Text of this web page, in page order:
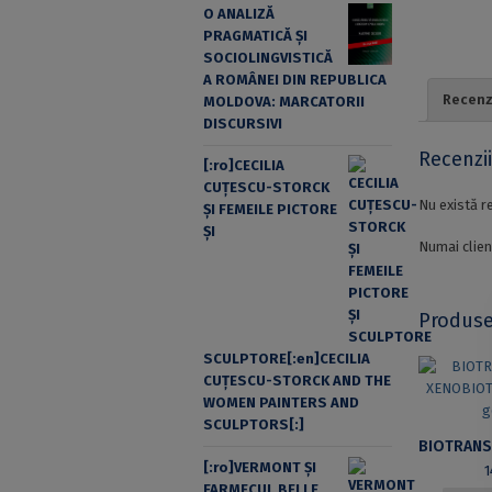
Recenzii
Nu există
Numai
O ANALIZĂ
PRAGMATICĂ ȘI
SOCIOLINGVISTICĂ
A ROMÂNEI DIN REPUBLICA
MOLDOVA: MARCATORII
DISCURSIVI
[:ro]CECILIA
CUŢESCU-STORCK
ŞI FEMEILE PICTORE
ŞI
SCULPTORE[:en]CECILIA
CUŢESCU-STORCK AND THE
WOMEN PAINTERS AND
SCULPTORS[:]
[:ro]VERMONT ȘI